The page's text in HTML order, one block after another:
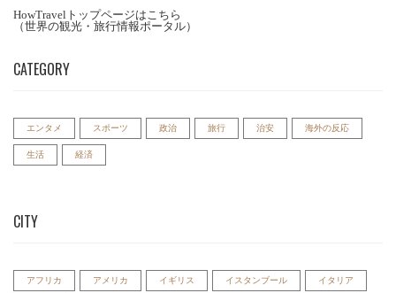
HowTravelトップページはこちら
（世界の観光・旅行情報ポータル）
CATEGORY
エンタメ スポーツ 政治 旅行 治安 海外の反応
生活 経済
CITY
アフリカ アメリカ イギリス イスタンブール イタリア